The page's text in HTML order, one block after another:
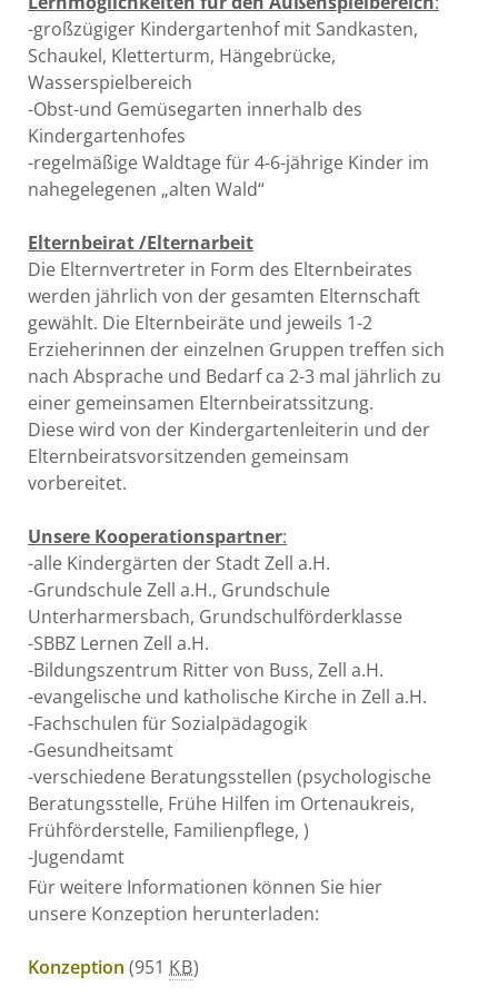
-großzügiger Kindergartenhof mit Sandkasten,
Schaukel, Kletterturm, Hängebrücke,
Wasserspielbereich
-Obst-und Gemüsegarten innerhalb des
Kindergartenhofes
-regelmäßige Waldtage für 4-6-jährige Kinder im
nahegelegenen „alten Wald“
Elternbeirat /Elternarbeit
Die Elternvertreter in Form des Elternbeirates
werden jährlich von der gesamten Elternschaft
gewählt. Die Elternbeiräte und jeweils 1-2
Erzieherinnen der einzelnen Gruppen treffen sich
nach Absprache und Bedarf ca 2-3 mal jährlich zu
einer gemeinsamen Elternbeiratssitzung.
Diese wird von der Kindergartenleiterin und der
Elternbeiratsvorsitzenden gemeinsam
vorbereitet.
Unsere Kooperationspartner:
-alle Kindergärten der Stadt Zell a.H.
-Grundschule Zell a.H., Grundschule
Unterharmersbach, Grundschulförderklasse
-SBBZ Lernen Zell a.H.
-Bildungszentrum Ritter von Buss, Zell a.H.
-evangelische und katholische Kirche in Zell a.H.
-Fachschulen für Sozialpädagogik
-Gesundheitsamt
-verschiedene Beratungsstellen (psychologische
Beratungsstelle, Frühe Hilfen im Ortenaukreis,
Frühförderstelle, Familienpflege, )
-Jugendamt
Für weitere Informationen können Sie hier
unsere Konzeption herunterladen:
Konzeption (951 KB)